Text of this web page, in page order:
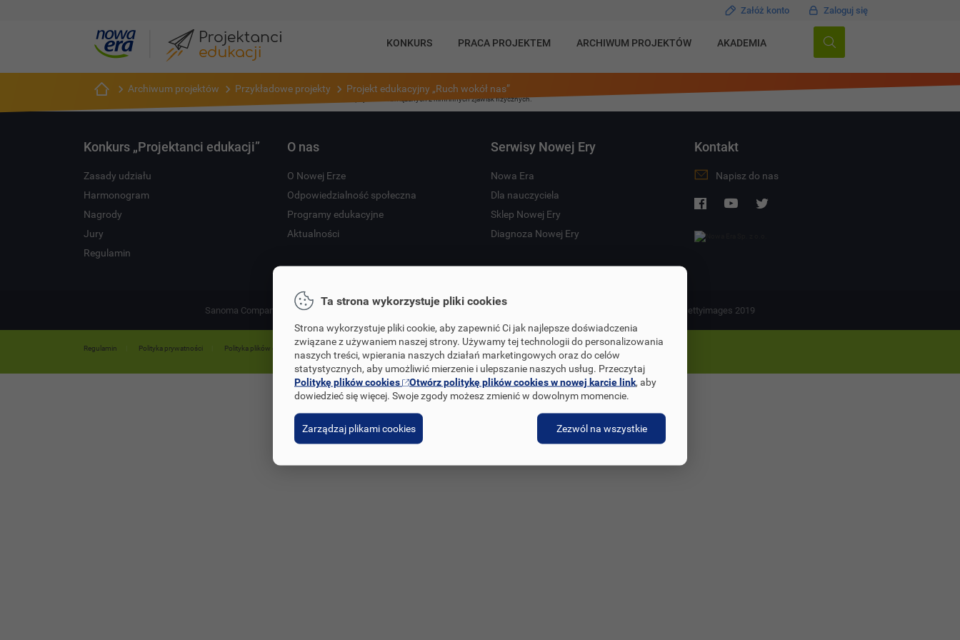
Załóż konto Zaloguj się
KONKURS PRACA PROJEKTEM ARCHIWUM PROJEKTÓW AKADEMIA
Archiwum projektów Przykładowe projekty Projekt edukacyjny „Ruch wokół nas”
Ruch wokół nas
Projekt pozwala uczniom poznać zarówno empiryczne (pomiar prędkości roweru), jak i teoretyczne aspekty ruchu, prędkości i związanych z nimi innych zjawisk fizycznych.
Konkurs „Projektanci edukacji”
Zasady udziału
Harmonogram
Nagrody
Jury
Regulamin
O nas
O Nowej Erze
Odpowiedzialność społeczna
Programy edukacyjne
Aktualności
Serwisy Nowej Ery
Nowa Era
Dla nauczyciela
Sklep Nowej Ery
Diagnoza Nowej Ery
Kontakt
Napisz do nas
Sanoma Company 2026 Copyright by Nowa Era Sp. z o.o. Wszelkie prawa zastrzeżone. Zdjęcia © Shutterstock 2019, © Gettyimages 2019
Regulamin Polityka prywatności Polityka plików cookies Zgłoszenie dotyczące Danych Osobowych Odpowiedzialne ujawnianie informacji
Ta strona wykorzystuje pliki cookies
Strona wykorzystuje pliki cookie, aby zapewnić Ci jak najlepsze doświadczenia
związane z używaniem naszej strony. Używamy tej technologii do personalizowania
naszych treści, wpierania naszych działań marketingowych oraz do celów
statystycznych, aby umożliwić mierzenie i ulepszanie naszych usług. Przeczytaj
Politykę plików cookies
Otwórz politykę plików cookies w nowej karcie link, aby
dowiedzieć się więcej. Swoje zgody możesz zmienić w dowolnym momencie.
Zarządzaj plikami cookies Zezwól na wszystkie